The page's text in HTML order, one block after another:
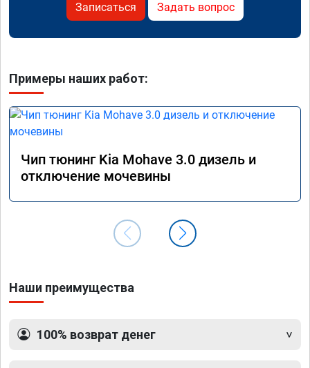
Записаться Задать вопрос
Примеры наших работ:
Чип тюнинг Kia Mohave 3.0 дизель и
отключение мочевины
Наши преимущества
100% возврат денег